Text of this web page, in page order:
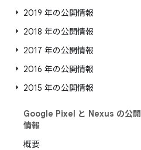
2019 年の公開情報
2018 年の公開情報
2017 年の公開情報
2016 年の公開情報
2015 年の公開情報
Google Pixel と Nexus の公開
情報
概要